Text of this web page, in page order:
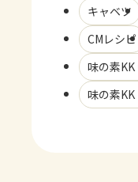
キャベツ
CMレシピ
味の素KK
味の素KK